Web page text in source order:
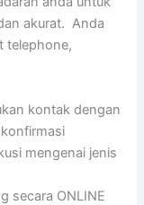
akurat. Anda
telephone,
kontak dengan
mengenai jenis
secara ONLINE